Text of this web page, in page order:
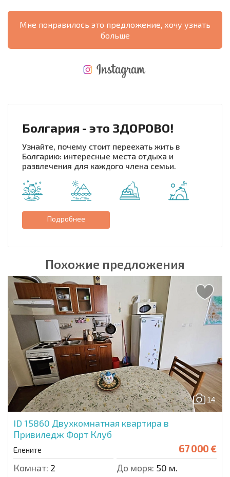
Мне понравилось это предложение, хочу узнать
больше
Болгария - это ЗДОРОВО!
Узнайте, почему стоит переехать жить в
Болгарию: интересные места отдыха и
развлечения для каждого члена семьи.
Подробнее
Похожие предложения
14
ID 15860 Двухкомнатная квартира в
Привиледж Форт Клуб
Елените 67 000 €
Комнат: 2 До моря: 50 м.